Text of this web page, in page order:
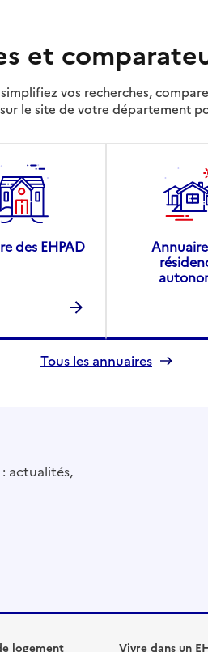
et
vos recherches,
le site de votre département
des EHPAD
Tous les annuaires
actualités,
logement Vivre dans un